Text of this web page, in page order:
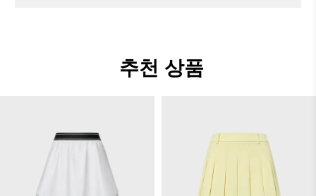
추천 상품